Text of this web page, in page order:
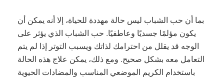
بما أن حب الشباب ليس حالة مهددة للحياة، إلا أنه يمكن أن
يكون مؤلمًا جسديًا وعاطفيًا. حب الشباب الذي يؤثر على
الوجه قد يقلل من احترامك لذاتك ويسبب التوتر إذا لم يتم
التعامل معه بشكل صحيح. ومع ذلك، يمكن علاج هذه الحالة
باستخدام الكريم الموضعي المناسب والمضادات الحيوية